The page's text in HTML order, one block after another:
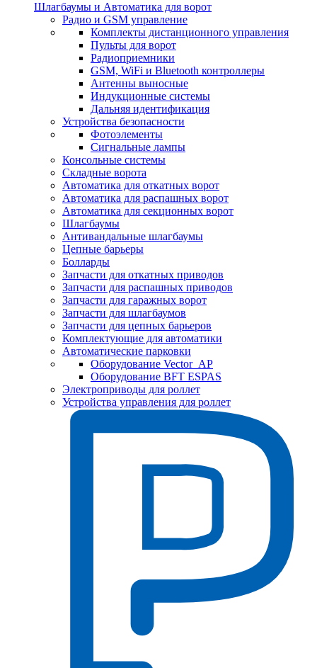
Шлагбаумы и Автоматика для ворот
Радио и GSM управление
Комплекты дистанционного управления
Пульты для ворот
Радиоприемники
GSM, WiFi и Bluetooth контроллеры
Антенны выносные
Индукционные системы
Дальняя идентификация
Устройства безопасности
Фотоэлементы
Сигнальные лампы
Консольные системы
Складные ворота
Автоматика для откатных ворот
Автоматика для распашных ворот
Автоматика для секционных ворот
Шлагбаумы
Антивандальные шлагбаумы
Цепные барьеры
Болларды
Запчасти для откатных приводов
Запчасти для распашных приводов
Запчасти для гаражных ворот
Запчасти для шлагбаумов
Запчасти для цепных барьеров
Комплектующие для автоматики
Автоматические парковки
Оборудование Vector_AP
Оборудование BFT ESPAS
Электроприводы для роллет
Устройства управления для роллет